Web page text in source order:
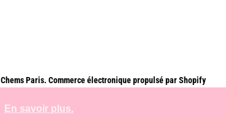
En savoir plus.
Chems Paris. Commerce électronique propulsé par Shopify